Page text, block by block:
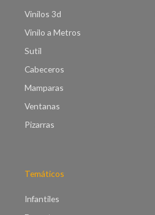
Vinilos 3d
Vinilo a Metros
Sutil
Cabeceros
Mamparas
Ventanas
Pizarras
Temáticos
Infantiles